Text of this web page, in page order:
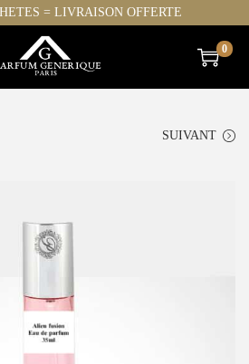
= LIVRAISON OFFERTE
0
SUIVANT